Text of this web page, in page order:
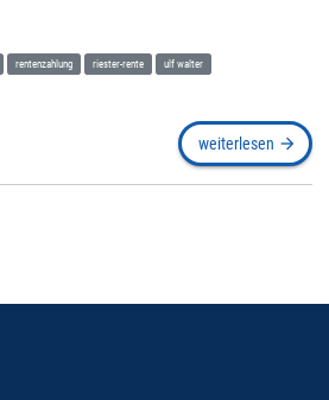
rentenzahlung riester-rente ulf walter
weiterlesen arrow_forward